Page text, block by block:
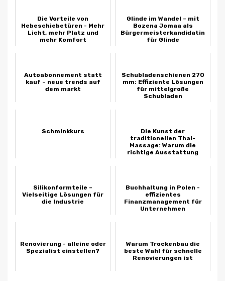
Die Vorteile von
Hebeschiebetüren - Mehr
Licht, mehr Platz und
mehr Komfort
Glinde im Wandel – mit
Bozena Jomaa als
Bürgermeisterkandidatin
für Glinde
Autoabonnement statt
kauf – neue trends auf
dem markt
Schubladenschienen 270
mm: Effiziente Lösungen
für mittelgroße
Schubladen
Schminkkurs
Die Kunst der
traditionellen Thai-
Massage: Warum die
richtige Ausstattung
Silikonformteile –
Vielseitige Lösungen für
die Industrie
Buchhaltung in Polen -
effizientes
Finanzmanagement für
Unternehmen
Renovierung - alleine oder
Spezialist einstellen?
Warum Trockenbau die
beste Wahl für schnelle
Renovierungen ist